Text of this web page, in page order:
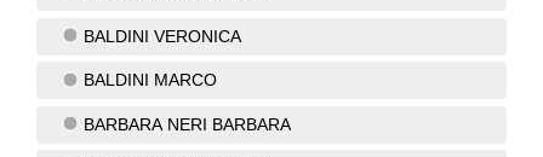
BALDINI VERONICA
BALDINI MARCO
BARBARA NERI BARBARA